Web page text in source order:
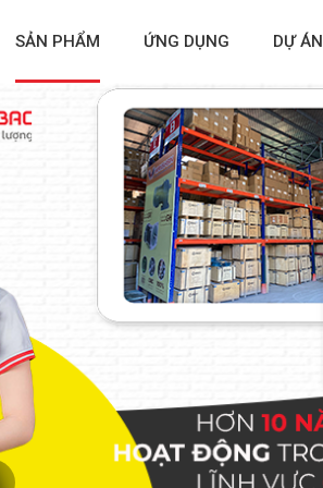
SẢN PHẨM ỨNG DỤNG DỰ ÁN